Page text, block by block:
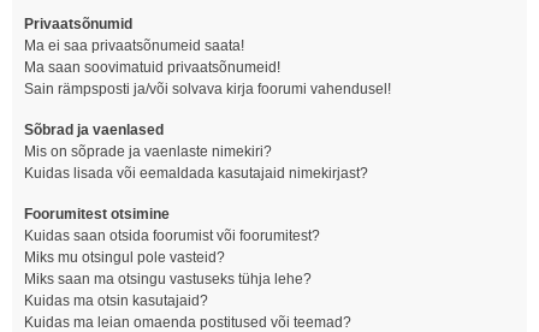
Privaatsõnumid
Ma ei saa privaatsõnumeid saata!
Ma saan soovimatuid privaatsõnumeid!
Sain rämpsposti ja/või solvava kirja foorumi vahendusel!
Sõbrad ja vaenlased
Mis on sõprade ja vaenlaste nimekiri?
Kuidas lisada või eemaldada kasutajaid nimekirjast?
Foorumitest otsimine
Kuidas saan otsida foorumist või foorumitest?
Miks mu otsingul pole vasteid?
Miks saan ma otsingu vastuseks tühja lehe?
Kuidas ma otsin kasutajaid?
Kuidas ma leian omaenda postitused või teemad?